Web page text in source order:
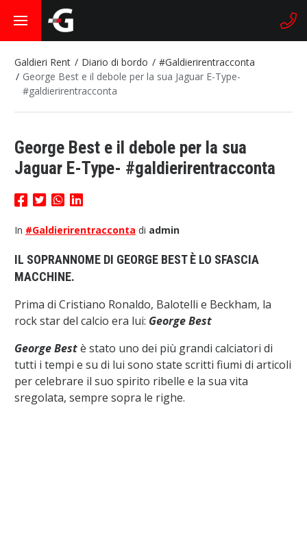
Galdieri Rent Diario di bordo
#Galdierirentracconta
George Best e il debole per la sua Jaguar E-Type-
#galdierirentracconta
George Best e il debole per la sua
Jaguar E-Type- #galdierirentracconta
In #Galdierirentracconta di admin
IL SOPRANNOME DI GEORGE BEST È LO SFASCIA
MACCHINE.
Prima di Cristiano Ronaldo, Balotelli e Beckham, la
rock star del calcio era lui: George Best
George Bestè stato uno dei più grandi calciatori di
tutti i tempi e su di lui sono state scritti fiumi di articoli
per celebrare il suo spirito ribelle e la sua vita
sregolata, sempre sopra le righe.